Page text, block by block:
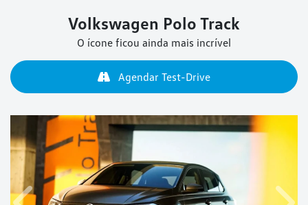
Volkswagen Polo Track
O ícone ficou ainda mais incrível
Agendar Test-Drive